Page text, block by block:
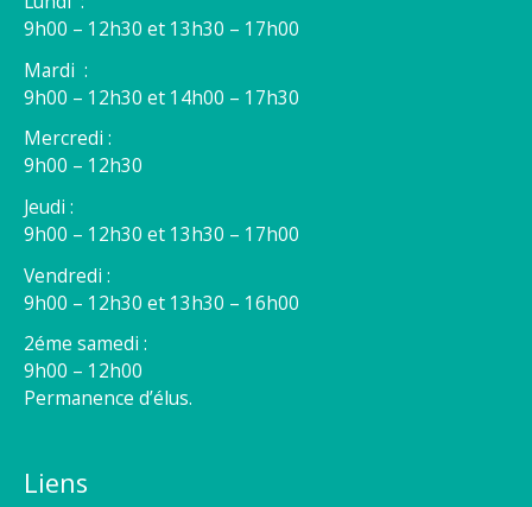
9h00 – 12h30 et 13h30 – 17h00
Mardi :
9h00 – 12h30 et 14h00 – 17h30
Mercredi :
9h00 – 12h30
Jeudi :
9h00 – 12h30 et 13h30 – 17h00
Vendredi :
9h00 – 12h30 et 13h30 – 16h00
2éme samedi :
9h00 – 12h00
Permanence d’élus.
Liens